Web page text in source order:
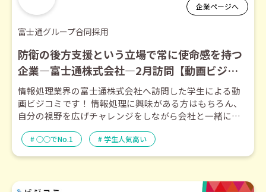
企業ページへ
富士通グループ合同採用
防衛の後方支援という立場で常に使命感を持つ
企業―富士通株式会社―2月訪問【動画ビジコ
ミ】
情報処理業界の富士通株式会社へ訪問した学生による動
画ビジコミです！ 情報処理に興味がある方はもちろん、
自分の視野を広げチャレンジをしながら会社と一緒に成
○○でNo.1 学生人気高い